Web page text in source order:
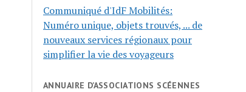
Communiqué d'IdF Mobilités:
Numéro unique, objets trouvés, ... de
nouveaux services régionaux pour
simplifier la vie des voyageurs
ANNUAIRE D’ASSOCIATIONS SCÉENNES